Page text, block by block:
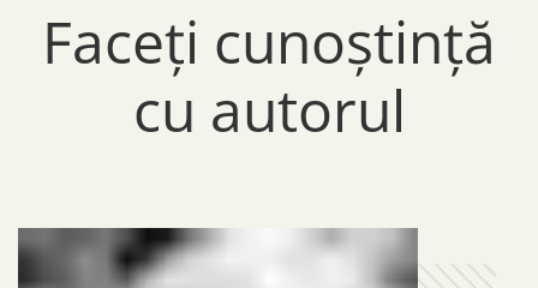
Faceți cunoștință
cu autorul